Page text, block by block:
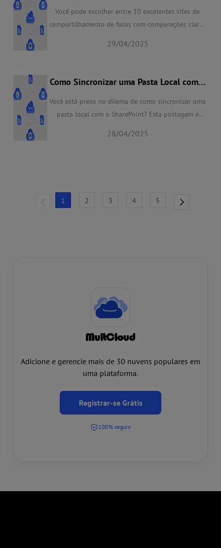
Você pode escolher entre 10 excelentes sites de
compartilhamento de fotos com comparações claras
melhor serviço para você compartilhar fotos online
29/04/2025
Como Sincronizar uma Pasta Local com o
Você está preso no dilema de como sincronizar uma
pasta local com o SharePoint? Esta postagem é
maneiras de realizar isso e essas maneiras são fáceis
28/04/2025
1 2 3 4 5
Adicione e gerencie mais de 30 nuvens populares em
uma plataforma.
Registrar-se Grátis
100% seguro